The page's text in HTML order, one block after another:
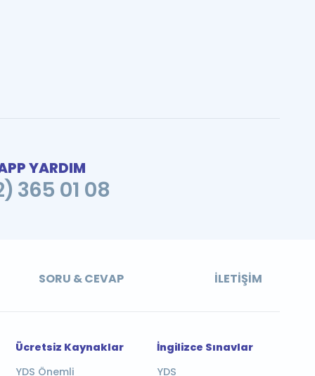
YARDIM
365 01 08
SORU & CEVAP İLETIŞIM
Ücretsiz Kaynaklar
YDS Önemli
İngilizce Sınavlar
YDS